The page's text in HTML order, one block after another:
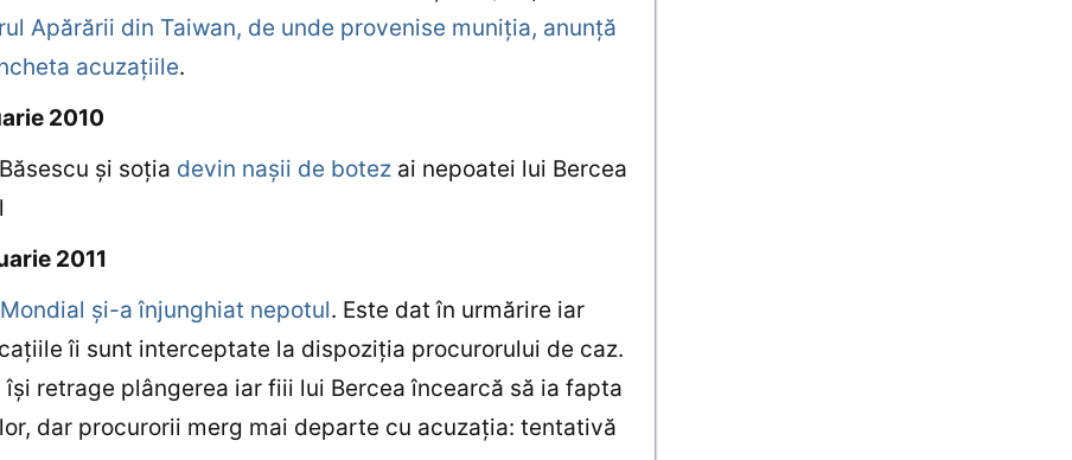
Apărării din Taiwan, de unde provenise muniţia, anunţă
acuzaţiile.
2010
şi soţia devin naşii de botez ai nepoatei lui Bercea
2011
şi-a înjunghiat nepotul. Este dat în urmărire iar
îi sunt interceptate la dispoziţia procurorului de caz.
retrage plângerea iar fiii lui Bercea încearcă să ia fapta
dar procurorii merg mai departe cu acuzaţia: tentativă